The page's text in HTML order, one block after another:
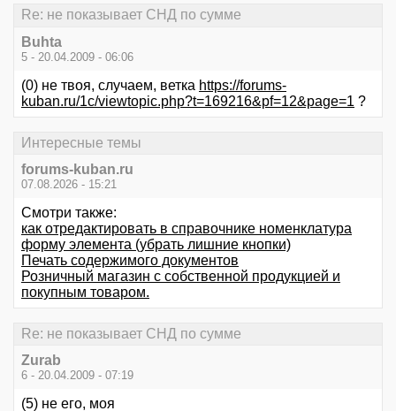
Re: не показывает СНД по сумме
Buhta
5 - 20.04.2009 - 06:06
(0) не твоя, случаем, ветка https://forums-
kuban.ru/1c/viewtopic.php?t=169216&pf=12&page=1 ?
Интересные темы
forums-kuban.ru
07.08.2026 - 15:21
Смотри также:
как отредактировать в справочнике номенклатура
форму элемента (убрать лишние кнопки)
Печать содержимого документов
Розничный магазин с собственной продукцией и
покупным товаром.
Re: не показывает СНД по сумме
Zurab
6 - 20.04.2009 - 07:19
(5) не его, моя